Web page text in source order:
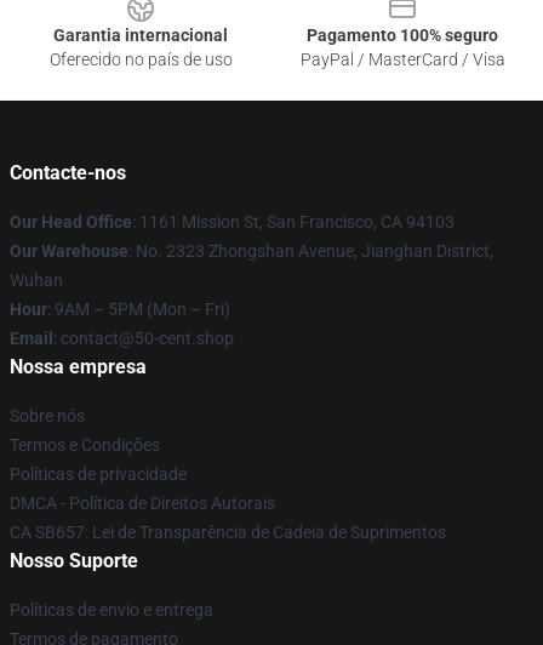
Garantia internacional
Oferecido no país de uso
Pagamento 100% seguro
PayPal / MasterCard / Visa
Contacte-nos
Our Head Office: 1161 Mission St, San Francisco, CA 94103
Our Warehouse: No. 2323 Zhongshan Avenue, Jianghan District,
Wuhan
Hour: 9AM – 5PM (Mon – Fri)
Email : contact@50-cent.shop
Nossa empresa
Sobre nós
Termos e Condições
Políticas de privacidade
DMCA - Política de Direitos Autorais
CA SB657: Lei de Transparência de Cadeia de Suprimentos
Nosso Suporte
Políticas de envio e entrega
Termos de pagamento